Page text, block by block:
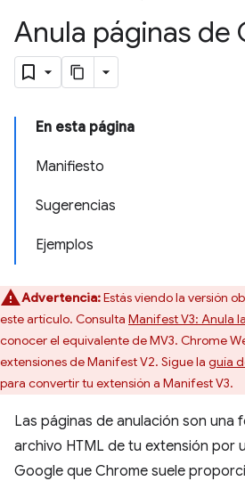
Anula páginas de
En esta página
Manifiesto
Sugerencias
Ejemplos
Advertencia:Estás viendo la versión
este artículo. Consulta Manifest V3: Anula
conocer el equivalente de MV3. Chrome
extensiones de Manifest V2. Sigue la guía
para convertir tu extensión a Manifest V3.
Las páginas de anulación son una
archivo HTML de tu extensión por
Google que Chrome suele